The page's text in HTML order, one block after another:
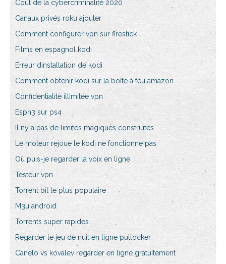
Coût de la cybercriminalité 2020
Canaux privés roku ajouter
Comment configurer vpn sur firestick
Films en espagnol kodi
Erreur dinstallation de kodi
Comment obtenir kodi sur la boîte à feu amazon
Confidentialité illimitée vpn
Espn3 sur ps4
Il ny a pas de limites magiques construites
Le moteur rejoue le kodi ne fonctionne pas
Où puis-je regarder la voix en ligne
Testeur vpn
Torrent bit le plus populaire
M3u android
Torrents super rapides
Regarder le jeu de nuit en ligne putlocker
Canelo vs kovalev regarder en ligne gratuitement